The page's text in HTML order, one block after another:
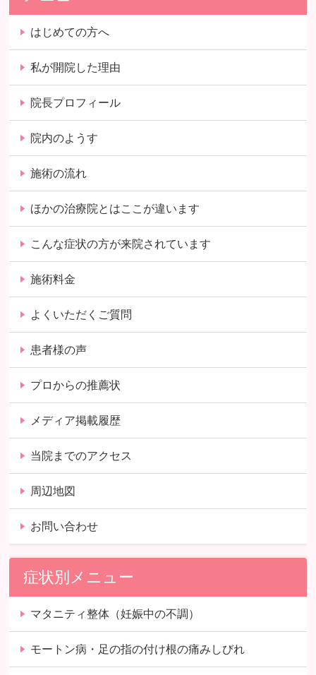
はじめての方へ
私が開院した理由
院長プロフィール
院内のようす
施術の流れ
ほかの治療院とはここが違います
こんな症状の方が来院されています
施術料金
よくいただくご質問
患者様の声
プロからの推薦状
メディア掲載履歴
当院までのアクセス
周辺地図
お問い合わせ
症状別メニュー
マタニティ整体（妊娠中の不調）
モートン病・足の指の付け根の痛みしびれ